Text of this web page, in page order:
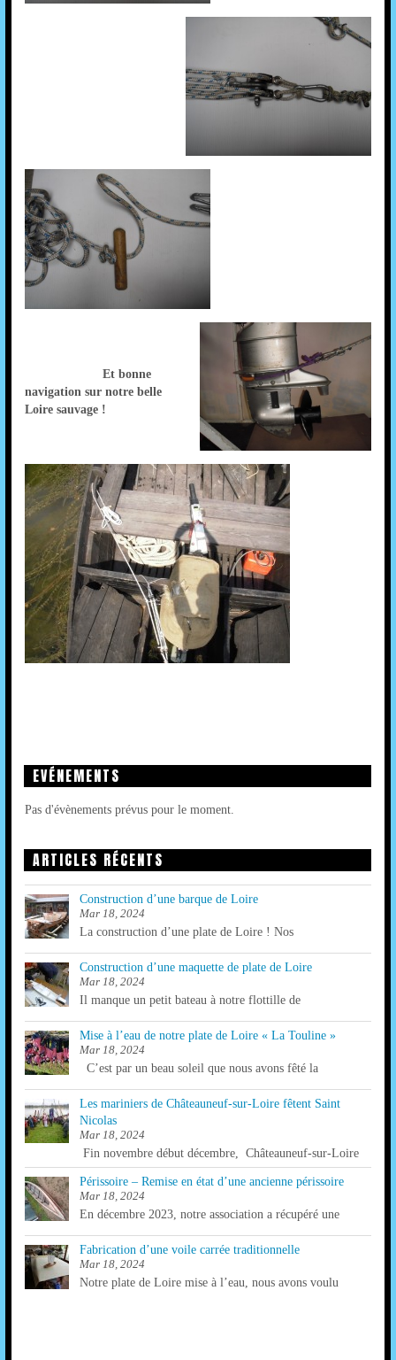
Et bonne
navigation sur notre belle
Loire sauvage !
EVÉNEMENTS
Pas d'évènements prévus pour le moment.
ARTICLES RÉCENTS
Construction d’une barque de Loire
Mar 18, 2024
La construction d’une plate de Loire ! Nos
Construction d’une maquette de plate de Loire
Mar 18, 2024
Il manque un petit bateau à notre flottille de
Mise à l’eau de notre plate de Loire « La Touline »
Mar 18, 2024
C’est par un beau soleil que nous avons fêté la
Les mariniers de Châteauneuf-sur-Loire fêtent Saint
Nicolas
Mar 18, 2024
Fin novembre début décembre, Châteauneuf-sur-Loire
Périssoire – Remise en état d’une ancienne périssoire
Mar 18, 2024
En décembre 2023, notre association a récupéré une
Fabrication d’une voile carrée traditionnelle
Mar 18, 2024
Notre plate de Loire mise à l’eau, nous avons voulu